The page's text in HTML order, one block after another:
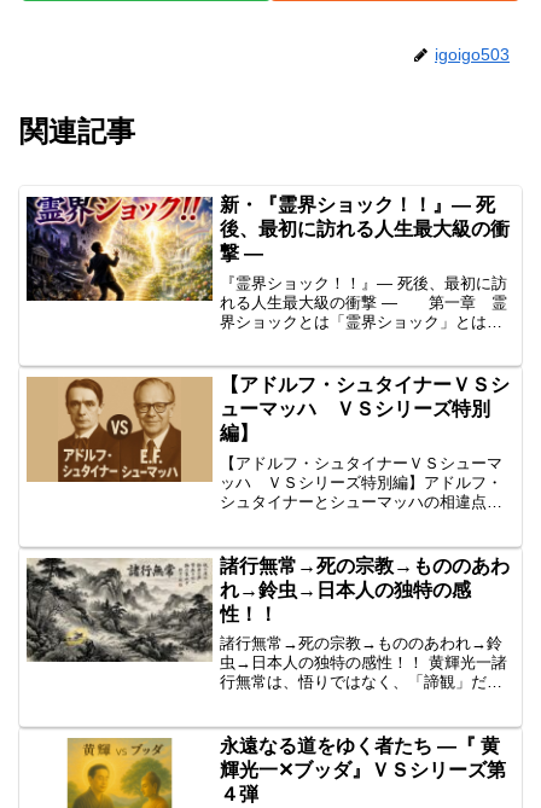
igoigo503
関連記事
新・『霊界ショック！！』― 死
後、最初に訪れる人生最大級の衝
撃 ―
『霊界ショック！！』― 死後、最初に訪
れる人生最大級の衝撃 ― 第一章 霊
界ショックとは「霊界ショック」とは、
「無」である。そう確信して生きてきた
人ほど、その衝撃は大きく...
【アドルフ・シュタイナーＶＳシ
ューマッハ ＶＳシリーズ特別
編】
【アドルフ・シュタイナーＶＳシューマ
ッハ ＶＳシリーズ特別編】アドルフ・
シュタイナーとシューマッハの相違点と
観③世界観(宗教）④社会構想⑤経済⑥政
策⑦教育⑧農業⑨自然...
諸行無常→死の宗教→もののあわ
れ→鈴虫→日本人の独特の感
性！！
諸行無常→死の宗教→もののあわれ→鈴
虫→日本人の独特の感性！！ 黄輝光一諸
行無常は、悟りではなく、「諦観」だと
いると思います。キリスト教では、イエ
スによる復活、地上天国が...
永遠なる道をゆく者たち ―『 黄
輝光一✕ブッダ』ＶＳシリーズ第
４弾